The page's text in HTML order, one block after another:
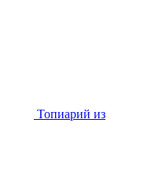
Топиарий из